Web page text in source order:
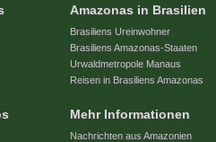
Amazonas in Brasilien
Brasiliens Ureinwohner
Brasiliens Amazonas-Staaten
Urwaldmetropole Manaus
Reisen in Brasiliens Amazonas
Mehr Informationen
Nachrichten aus Amazonien